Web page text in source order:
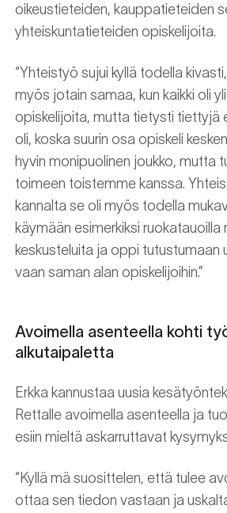
oikeustieteiden, kauppatieteiden
yhteiskuntatieteiden opiskelijoita.
“Yhteistyö sujui kyllä todella
myös jotain samaa, kun kaikki oli
opiskelijoita, mutta tietysti tiettyjä
oli, koska suurin osa opiskeli
hyvin monipuolinen joukko, mutta
toimeen toistemme kanssa.
kannalta se oli myös todella
käymään esimerkiksi ruokatauoilla
keskusteluita ja oppi tutustumaan
vaan saman alan opiskelijoihin.”
Avoimella asenteella kohti
alkutaipaletta
Erkka kannustaa uusia
Rettalle avoimella asenteella ja
esiin mieltä askarruttavat
“Kyllä mä suosittelen, että tulee
ottaa sen tiedon vastaan ja